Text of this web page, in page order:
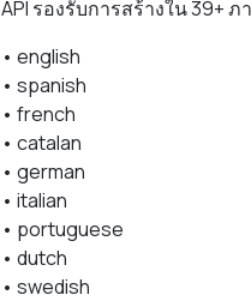
API รองรับการสร้างใน 39+
• english
• spanish
• french
• catalan
• german
• italian
• portuguese
• dutch
• swedish